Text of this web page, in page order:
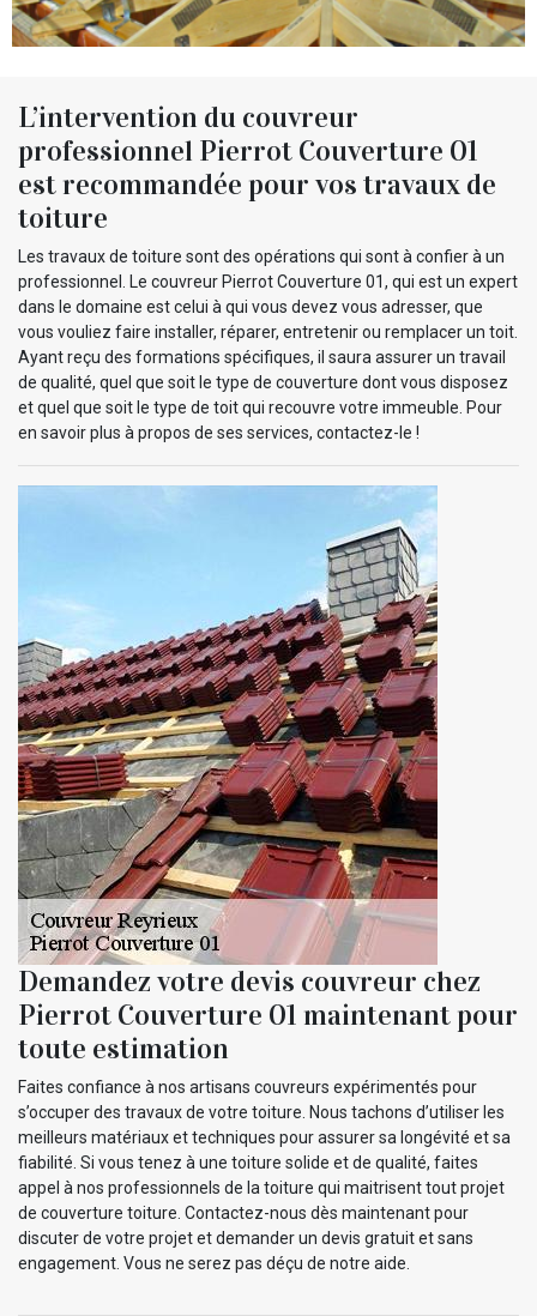
L’intervention du couvreur
professionnel Pierrot Couverture 01
est recommandée pour vos travaux de
toiture
Les travaux de toiture sont des opérations qui sont à confier à un
professionnel. Le couvreur Pierrot Couverture 01, qui est un expert
dans le domaine est celui à qui vous devez vous adresser, que
vous vouliez faire installer, réparer, entretenir ou remplacer un toit.
Ayant reçu des formations spécifiques, il saura assurer un travail
de qualité, quel que soit le type de couverture dont vous disposez
et quel que soit le type de toit qui recouvre votre immeuble. Pour
en savoir plus à propos de ses services, contactez-le !
Demandez votre devis couvreur chez
Pierrot Couverture 01 maintenant pour
toute estimation
Faites confiance à nos artisans couvreurs expérimentés pour
s’occuper des travaux de votre toiture. Nous tachons d’utiliser les
meilleurs matériaux et techniques pour assurer sa longévité et sa
fiabilité. Si vous tenez à une toiture solide et de qualité, faites
appel à nos professionnels de la toiture qui maitrisent tout projet
de couverture toiture. Contactez-nous dès maintenant pour
discuter de votre projet et demander un devis gratuit et sans
engagement. Vous ne serez pas déçu de notre aide.